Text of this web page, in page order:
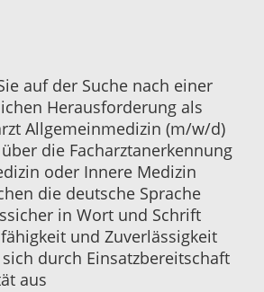
auf der Suche nach einer
Herausforderung als
Allgemeinmedizin (m/w/d)
die Facharztanerkennung
oder Innere Medizin
die deutsche Sprache
in Wort und Schrift
und Zuverlässigkeit
durch Einsatzbereitschaft
aus